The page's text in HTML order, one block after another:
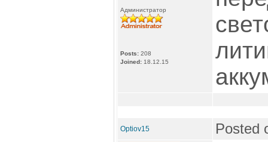
Администратор
Posts: 208
Joined: 18.12.15
Optiov15 Posted